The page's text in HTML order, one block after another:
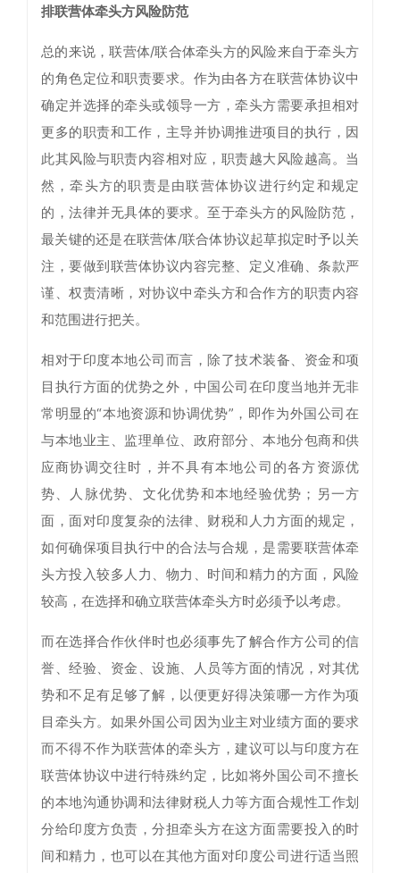
排联营体牵头方风险防范
总的来说，联营体/联合体牵头方的风险来自于牵头方
的角色定位和职责要求。作为由各方在联营体协议中
确定并选择的牵头或领导一方，牵头方需要承担相对
更多的职责和工作，主导并协调推进项目的执行，因
此其风险与职责内容相对应，职责越大风险越高。当
然，牵头方的职责是由联营体协议进行约定和规定
的，法律并无具体的要求。至于牵头方的风险防范，
最关键的还是在联营体/联合体协议起草拟定时予以关
注，要做到联营体协议内容完整、定义准确、条款严
谨、权责清晰，对协议中牵头方和合作方的职责内容
和范围进行把关。
相对于印度本地公司而言，除了技术装备、资金和项
目执行方面的优势之外，中国公司在印度当地并无非
常明显的“本地资源和协调优势”，即作为外国公司在
与本地业主、监理单位、政府部分、本地分包商和供
应商协调交往时，并不具有本地公司的各方资源优
势、人脉优势、文化优势和本地经验优势；另一方
面，面对印度复杂的法律、财税和人力方面的规定，
如何确保项目执行中的合法与合规，是需要联营体牵
头方投入较多人力、物力、时间和精力的方面，风险
较高，在选择和确立联营体牵头方时必须予以考虑。
而在选择合作伙伴时也必须事先了解合作方公司的信
誉、经验、资金、设施、人员等方面的情况，对其优
势和不足有足够了解，以便更好得决策哪一方作为项
目牵头方。如果外国公司因为业主对业绩方面的要求
而不得不作为联营体的牵头方，建议可以与印度方在
联营体协议中进行特殊约定，比如将外国公司不擅长
的本地沟通协调和法律财税人力等方面合规性工作划
分给印度方负责，分担牵头方在这方面需要投入的时
间和精力，也可以在其他方面对印度公司进行适当照